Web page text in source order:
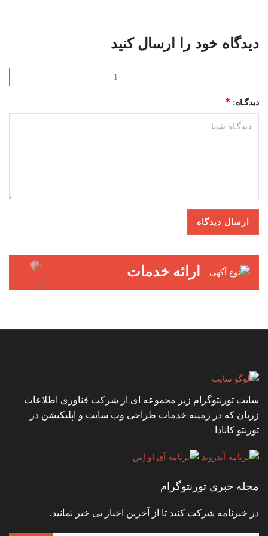
دیدگاه خود را ارسال کنید
دیدگـاه: *
ارائه خدمات
سایت تورنتوگرام زیر مجموعه ای از شرکت فناوری اطلاعات
زربان که در زمینه خدمات طراحی وب سایت و اپلیکیشن در
تورنتو کانادا
مجله خبری تورنتوگرام
در خبرنامه شرکت کنید تا از آخرین اخبار بی خبر نمانید.